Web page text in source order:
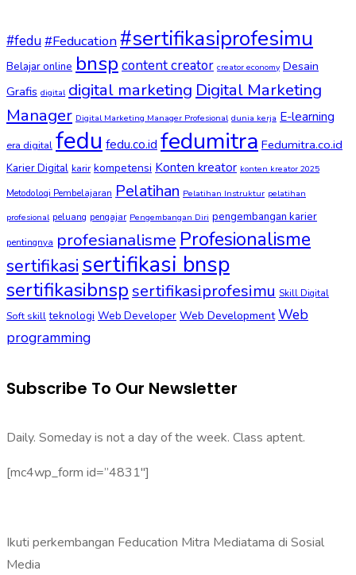
#fedu#Feducation#sertifikasiprofesimu
Belajar online bnsp content creator creator economy Desain
Grafis digital digital marketing Digital Marketing
Manager Digital Marketing Manager Profesional dunia kerja E-learning
era digital fedu fedu.co.id fedumitra Fedumitra.co.id
Karier Digital karir kompetensi Konten kreator konten kreator 2025
Metodologi Pembelajaran Pelatihan Pelatihan Instruktur pelatihan
profesional peluang pengajar Pengembangan Diri pengembangan karier
pentingnya profesianalisme Profesionalisme
sertifikasi sertifikasi bnsp
sertifikasibnsp sertifikasiprofesimu Skill Digital
Soft skill teknologi Web Developer Web Development Web
programming
Subscribe To Our Newsletter
Daily. Someday is not a day of the week. Class aptent.
[mc4wp_form id=”4831″]
Ikuti perkembangan Feducation Mitra Mediatama di Sosial
Media